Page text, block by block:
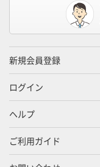
新規会員登録
ログイン
ヘルプ
ご利用ガイド